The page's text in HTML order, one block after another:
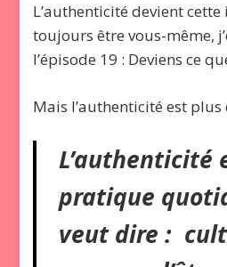
L’authenticité devient
toujours être vous-même,
l’épisode 19 : Deviens ce
Mais l’authenticité est plus
L’authenticité
pratique
veut dire :